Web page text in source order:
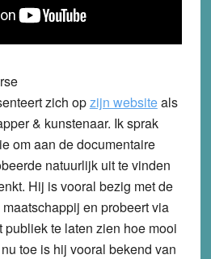
zich opzijn websiteals
& kunstenaar. Ik sprak
om aan de documentaire
natuurlijk uit te vinden
Hij is vooral bezig met de
en probeert via
te laten zien hoe mooi
toe is hij vooral bekend van